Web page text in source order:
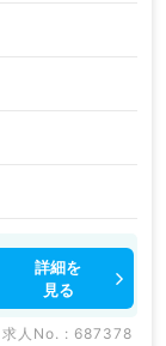
詳細を
見る
求人No. : 687378